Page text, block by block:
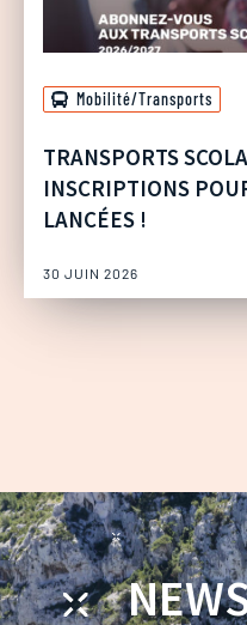
Mobilité/Transports
TRANSPORTS
INSCRIPTIONS
LANCÉES !
30 JUIN 2026